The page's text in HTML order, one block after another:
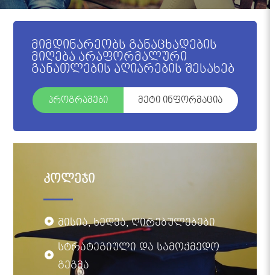
მიმდინარეობს განაცხადების
მიღება არაფორმალური
განათლების აღიარების შესახებ
პროგრამები მეტი ინფორმაცია
კოლეჯი
მისია, ხედვა, ღირებულებები
სტრატეგიული და სამოქმედო
გეგმა